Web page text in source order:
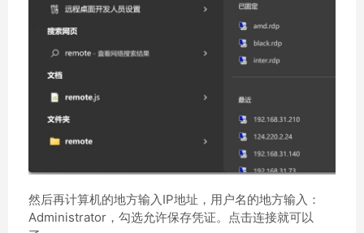
然后再计算机的地方输入IP地址，用户名的地方输入：
Administrator，勾选允许保存凭证。点击连接就可以